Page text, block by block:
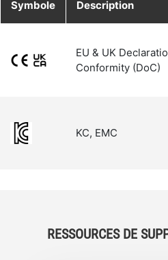
Symbole Description
EU & UK
Conformity (DoC)
KC, EMC
RESSOURCES DE